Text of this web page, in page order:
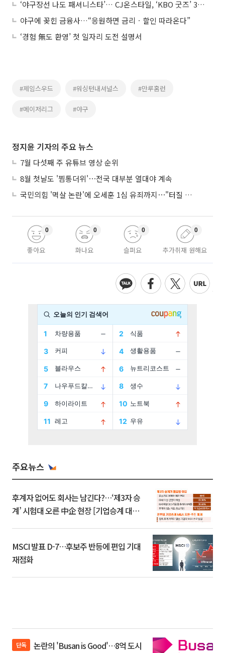
‘야구장선 나도 패셔니스타’… CJ온스타일, ‘KBO 굿즈’ 3만5000개 돌파
야구에 꽂힌 금융사…“응원하면 금리ㆍ할인 따라온다”
‘경험 無도 환영’ 첫 일자리 도전 설명서
#제임스우드 #워싱턴내셔널스 #만루홈런
#메이저리그 #야구
정지윤 기자의 주요 뉴스
7월 다섯째 주 유튜브 영상 순위
8월 첫날도 '찜통더위'⋯전국 대부분 열대야 계속
국민의힘 '멱살 논란'에 오세훈 1심 유죄까지⋯"터질 게 터졌다"
좋아요
0
화나요
0
슬퍼요
0
추가취재 원해요
0
주요뉴스
후계자 없어도 회사는 남긴다?…‘제3자 승
계’ 시험대 오른 中企 현장 [기업승계 대전
MSCI 발표 D-7…후보주 반등에 편입 기대
재점화
단독